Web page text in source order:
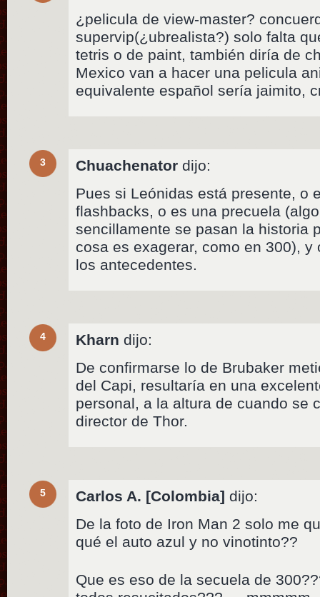
¿pelicula de view-master?
supervip(¿ubrealista?) solo falta
tetris o de paint, también diría de
Mexico van a hacer una pelicula
equivalente español sería jaimito,
3 Chuachenator dijo:
Pues si Leónidas está presente, o
flashbacks, o es una precuela
sencillamente se pasan la historia
cosa es exagerar, como en 300), y
los antecedentes.
4 Kharn dijo:
De confirmarse lo de Brubaker
del Capi, resultaría en una
personal, a la altura de cuando se
director de Thor.
5 Carlos A. [Colombia] dijo:
De la foto de Iron Man 2 solo me
qué el auto azul y no vinotinto??
Que es eso de la secuela de